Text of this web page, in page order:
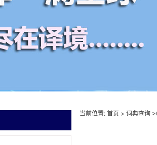
当前位置: 首页 > 词典查询 >